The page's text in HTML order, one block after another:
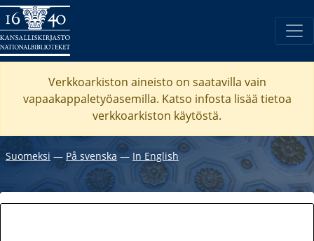
Verkkoarkiston aineisto on saatavilla vain
vapaakappaletyöasemilla. Katso infosta lisää tietoa
verkkoarkiston käytöstä.
Suomeksi ― På svenska― In English